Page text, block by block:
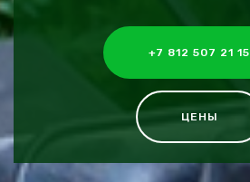
+7 812 507 21 15
ЦЕНЫ